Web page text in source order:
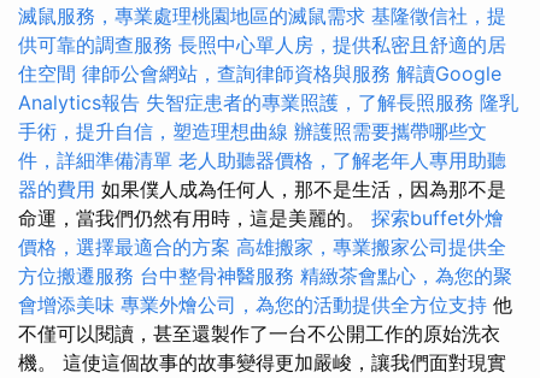
滅鼠服務，專業處理桃園地區的滅鼠需求 基隆徵信社，提
供可靠的調查服務 長照中心單人房，提供私密且舒適的居
住空間 律師公會網站，查詢律師資格與服務 解讀Google
Analytics報告 失智症患者的專業照護，了解長照服務 隆乳
手術，提升自信，塑造理想曲線 辦護照需要攜帶哪些文
件，詳細準備清單 老人助聽器價格，了解老年人專用助聽
器的費用 如果僕人成為任何人，那不是生活，因為那不是
命運，當我們仍然有用時，這是美麗的。 探索buffet外燴
價格，選擇最適合的方案 高雄搬家，專業搬家公司提供全
方位搬遷服務 台中整骨神醫服務 精緻茶會點心，為您的聚
會增添美味 專業外燴公司，為您的活動提供全方位支持 他
不僅可以閱讀，甚至還製作了一台不公開工作的原始洗衣
機。 這使這個故事的故事變得更加嚴峻，讓我們面對現實